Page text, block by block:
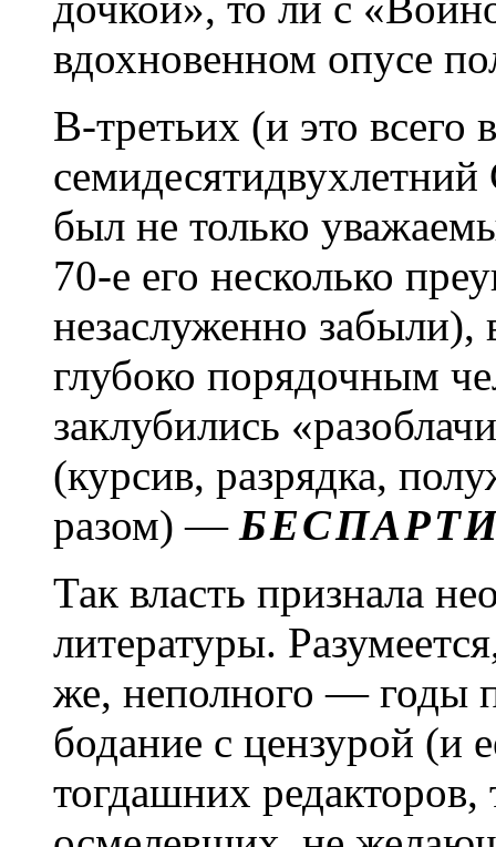
вдохновенном опусе
В-третьих (и это всего
был не только
70-е его несколько
незаслуженно
глубоко порядочным
заклубились
(курсив, разрядка,
разом) —
Так власть признала
литературы.
же, неполного — годы
бодание с цензурой (и
тогдашних